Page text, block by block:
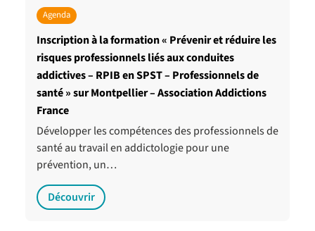
Agenda
Inscription à la formation « Prévenir et réduire les
risques professionnels liés aux conduites
addictives – RPIB en SPST – Professionnels de
santé » sur Montpellier – Association Addictions
France
Développer les compétences des professionnels de
santé au travail en addictologie pour une
prévention, un…
Découvrir